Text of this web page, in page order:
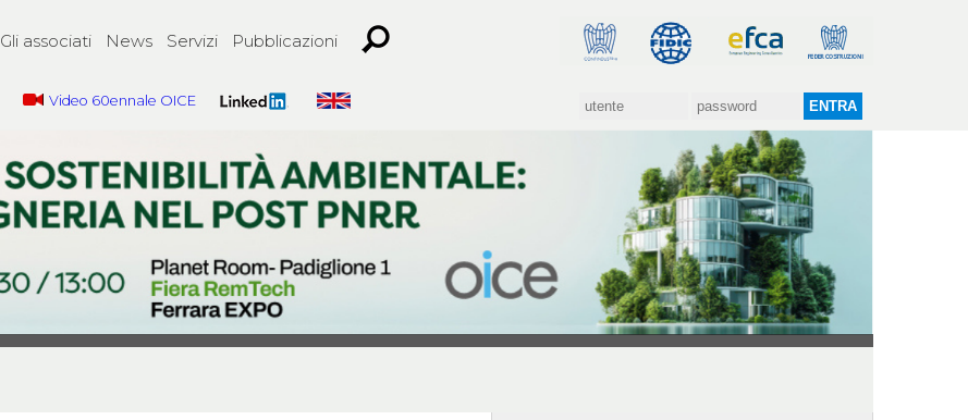
Gli associati News Servizi Pubblicazioni
Video 60ennale OICE